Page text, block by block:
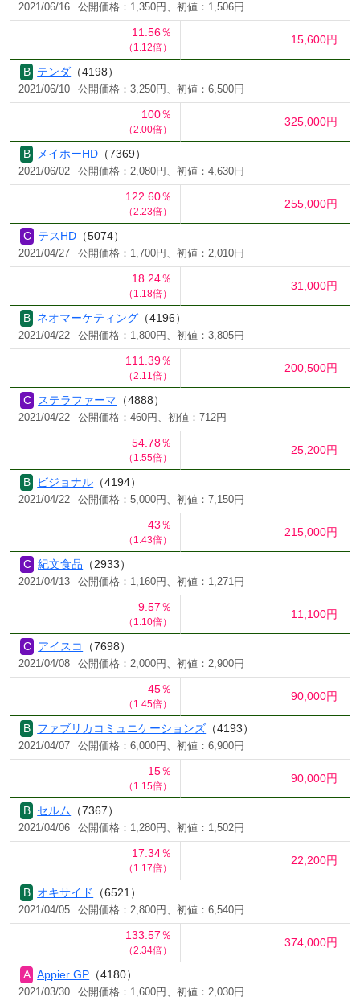
2021/06/16 公開価格：1,350円、初値：1,506円
11.56％
（1.12倍）
15,600円
テンダ （4198）
2021/06/10 公開価格：3,250円、初値：6,500円
100％
（2.00倍）
325,000円
メイホーHD （7369）
2021/06/02 公開価格：2,080円、初値：4,630円
122.60％
（2.23倍）
255,000円
テスHD （5074）
2021/04/27 公開価格：1,700円、初値：2,010円
18.24％
（1.18倍）
31,000円
ネオマーケティング （4196）
2021/04/22 公開価格：1,800円、初値：3,805円
111.39％
（2.11倍）
200,500円
ステラファーマ （4888）
2021/04/22 公開価格：460円、初値：712円
54.78％
（1.55倍）
25,200円
ビジョナル （4194）
2021/04/22 公開価格：5,000円、初値：7,150円
43％
（1.43倍）
215,000円
紀文食品 （2933）
2021/04/13 公開価格：1,160円、初値：1,271円
9.57％
（1.10倍）
11,100円
アイスコ （7698）
2021/04/08 公開価格：2,000円、初値：2,900円
45％
（1.45倍）
90,000円
ファブリカコミュニケーションズ （4193）
2021/04/07 公開価格：6,000円、初値：6,900円
15％
（1.15倍）
90,000円
セルム （7367）
2021/04/06 公開価格：1,280円、初値：1,502円
17.34％
（1.17倍）
22,200円
オキサイド （6521）
2021/04/05 公開価格：2,800円、初値：6,540円
133.57％
（2.34倍）
374,000円
Appier GP （4180）
2021/03/30 公開価格：1,600円、初値：2,030円